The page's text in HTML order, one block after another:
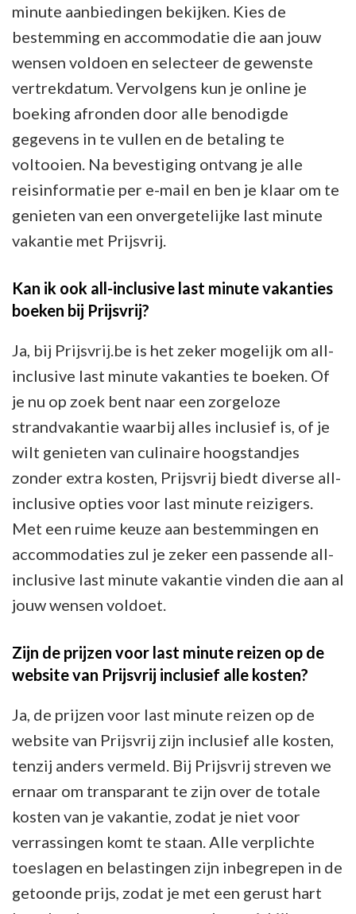
minute aanbiedingen bekijken. Kies de
bestemming en accommodatie die aan jouw
wensen voldoen en selecteer de gewenste
vertrekdatum. Vervolgens kun je online je
boeking afronden door alle benodigde
gegevens in te vullen en de betaling te
voltooien. Na bevestiging ontvang je alle
reisinformatie per e-mail en ben je klaar om te
genieten van een onvergetelijke last minute
vakantie met Prijsvrij.
Kan ik ook all-inclusive last minute vakanties
boeken bij Prijsvrij?
Ja, bij Prijsvrij.be is het zeker mogelijk om all-
inclusive last minute vakanties te boeken. Of
je nu op zoek bent naar een zorgeloze
strandvakantie waarbij alles inclusief is, of je
wilt genieten van culinaire hoogstandjes
zonder extra kosten, Prijsvrij biedt diverse all-
inclusive opties voor last minute reizigers.
Met een ruime keuze aan bestemmingen en
accommodaties zul je zeker een passende all-
inclusive last minute vakantie vinden die aan al
jouw wensen voldoet.
Zijn de prijzen voor last minute reizen op de
website van Prijsvrij inclusief alle kosten?
Ja, de prijzen voor last minute reizen op de
website van Prijsvrij zijn inclusief alle kosten,
tenzij anders vermeld. Bij Prijsvrij streven we
ernaar om transparant te zijn over de totale
kosten van je vakantie, zodat je niet voor
verrassingen komt te staan. Alle verplichte
toeslagen en belastingen zijn inbegrepen in de
getoonde prijs, zodat je met een gerust hart